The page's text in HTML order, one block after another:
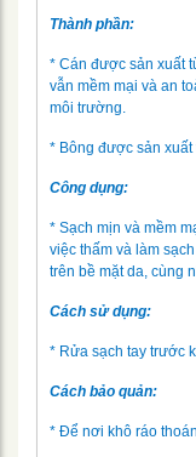
Thành phần:
* Cán được sản xuất
vẫn mềm mại và an
môi trường.
* Bông được sản
Công dụng:
* Sạch mịn và mềm
việc thấm và làm
trên bề mặt da, cùng
Cách sử dụng:
* Rửa sạch tay trước
Cách bảo quản:
* Để nơi khô ráo